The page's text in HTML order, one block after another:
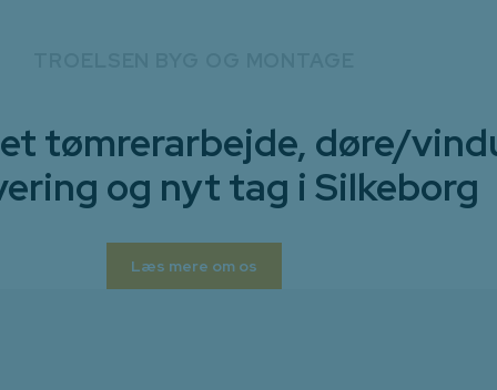
tømrerarbejde, døre/
og nyt tag i Silkeborg
Læs mere om os